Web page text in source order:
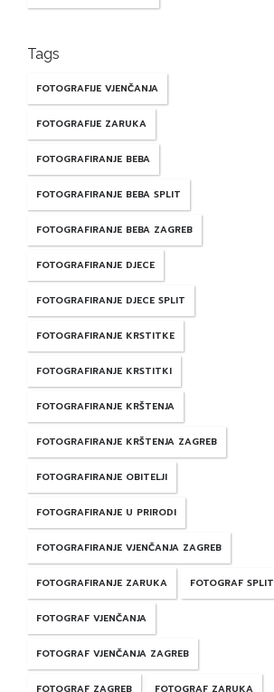
Tags
FOTOGRAFIJE VJENČANJA
FOTOGRAFIJE ZARUKA
FOTOGRAFIRANJE BEBA
FOTOGRAFIRANJE BEBA SPLIT
FOTOGRAFIRANJE BEBA ZAGREB
FOTOGRAFIRANJE DJECE
FOTOGRAFIRANJE DJECE SPLIT
FOTOGRAFIRANJE KRSTITKE
FOTOGRAFIRANJE KRSTITKI
FOTOGRAFIRANJE KRŠTENJA
FOTOGRAFIRANJE KRŠTENJA ZAGREB
FOTOGRAFIRANJE OBITELJI
FOTOGRAFIRANJE U PRIRODI
FOTOGRAFIRANJE VJENČANJA ZAGREB
FOTOGRAFIRANJE ZARUKA FOTOGRAF SPLIT
FOTOGRAF VJENČANJA
FOTOGRAF VJENČANJA ZAGREB
FOTOGRAF ZAGREB FOTOGRAF ZARUKA